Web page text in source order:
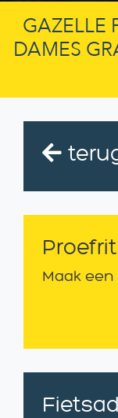
GAZELLE
DAMES
Maak